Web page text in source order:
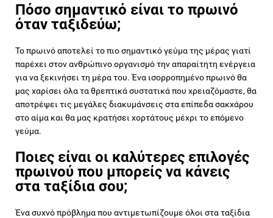
Πόσο σημαντικό είναι το πρωινό
όταν ταξιδεύω;
Το πρωινό αποτελεί το πιο σημαντικό γεύμα της μέρας γιατί
παρέχει στον ανθρώπινο οργανισμό την απαραίτητη ενέργεια
για να ξεκινήσει τη μέρα του. Ένα ισορροπημένο πρωινό θα
μας χαρίσει όλα τα θρεπτικά συστατικά που χρειαζόμαστε, θα
αποτρέψει τις μεγάλες διακυμάνσεις στα επίπεδα σακχάρου
στο αίμα και θα μας κρατήσει χορτάτους μέχρι το επόμενο
γεύμα.
Ποιες είναι οι καλύτερες επιλογές
πρωινού που μπορείς να κάνεις
στα ταξίδια σου;
Ένα συχνό πρόβλημα που αντιμετωπίζουμε όλοι στα ταξίδια